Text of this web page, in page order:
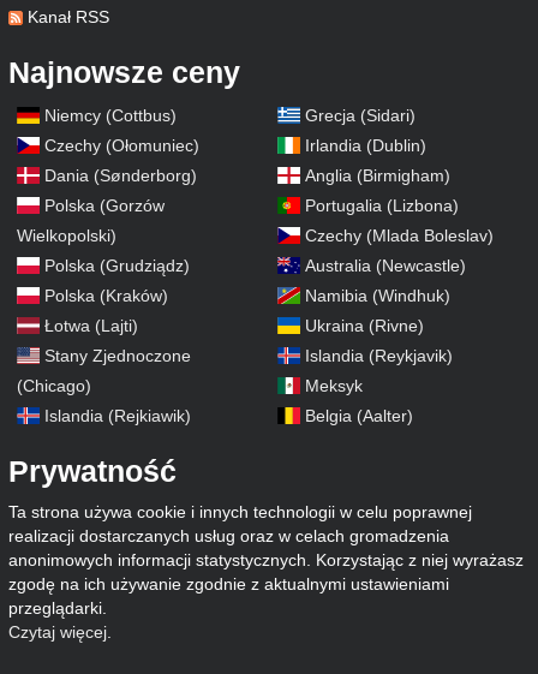
Kanał RSS
Najnowsze ceny
Niemcy (Cottbus)
Czechy (Ołomuniec)
Dania (Sønderborg)
Polska (Gorzów
Wielkopolski)
Polska (Grudziądz)
Polska (Kraków)
Łotwa (Lajti)
Stany Zjednoczone
(Chicago)
Islandia (Rejkiawik)
Grecja (Sidari)
Irlandia (Dublin)
Anglia (Birmigham)
Portugalia (Lizbona)
Czechy (Mlada Boleslav)
Australia (Newcastle)
Namibia (Windhuk)
Ukraina (Rivne)
Islandia (Reykjavik)
Meksyk
Belgia (Aalter)
Prywatność
Ta strona używa cookie i innych technologii w celu poprawnej
realizacji dostarczanych usług oraz w celach gromadzenia
anonimowych informacji statystycznych. Korzystając z niej wyrażasz
zgodę na ich używanie zgodnie z aktualnymi ustawieniami
przeglądarki.
Czytaj więcej